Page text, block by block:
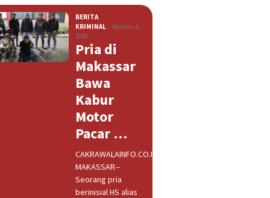
BERITA
KRIMINAL
Agustus 4,
2026
Pria di
Makassar
Bawa
Kabur
Motor
Pacar …
CAKRAWALAINFO.CO.ID,
MAKASSAR--
Seorang pria
berinisial HS alias